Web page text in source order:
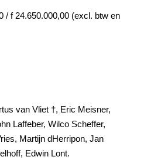
/ f 24.650.000,00 (excl. btw en
van Vliet †, Eric Meisner,
Laffeber, Wilco Scheffer,
Martijn dHerripon, Jan
Edwin Lont.